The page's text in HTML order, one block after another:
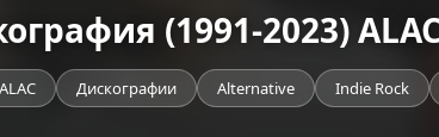
(1991-2023)
ALAC Дискографии Alternative Indie Rock